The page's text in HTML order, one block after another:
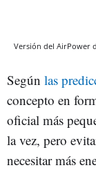
Versión del AirPower
Según las
concepto en
oficial más
la vez, pero
necesitar más